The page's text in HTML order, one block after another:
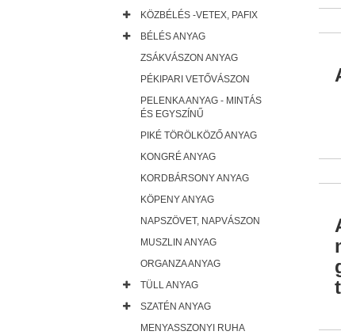
KÖZBÉLÉS -VETEX, PAFIX
BÉLÉS ANYAG
ZSÁKVÁSZON ANYAG
PÉKIPARI VETŐVÁSZON
PELENKA ANYAG - MINTÁS
ÉS EGYSZÍNŰ
PIKÉ TÖRÖLKÖZŐ ANYAG
KONGRÉ ANYAG
KORDBÁRSONY ANYAG
KÖPENY ANYAG
NAPSZÖVET, NAPVÁSZON
MUSZLIN ANYAG
ORGANZA ANYAG
TÜLL ANYAG
SZATÉN ANYAG
MENYASSZONYI RUHA